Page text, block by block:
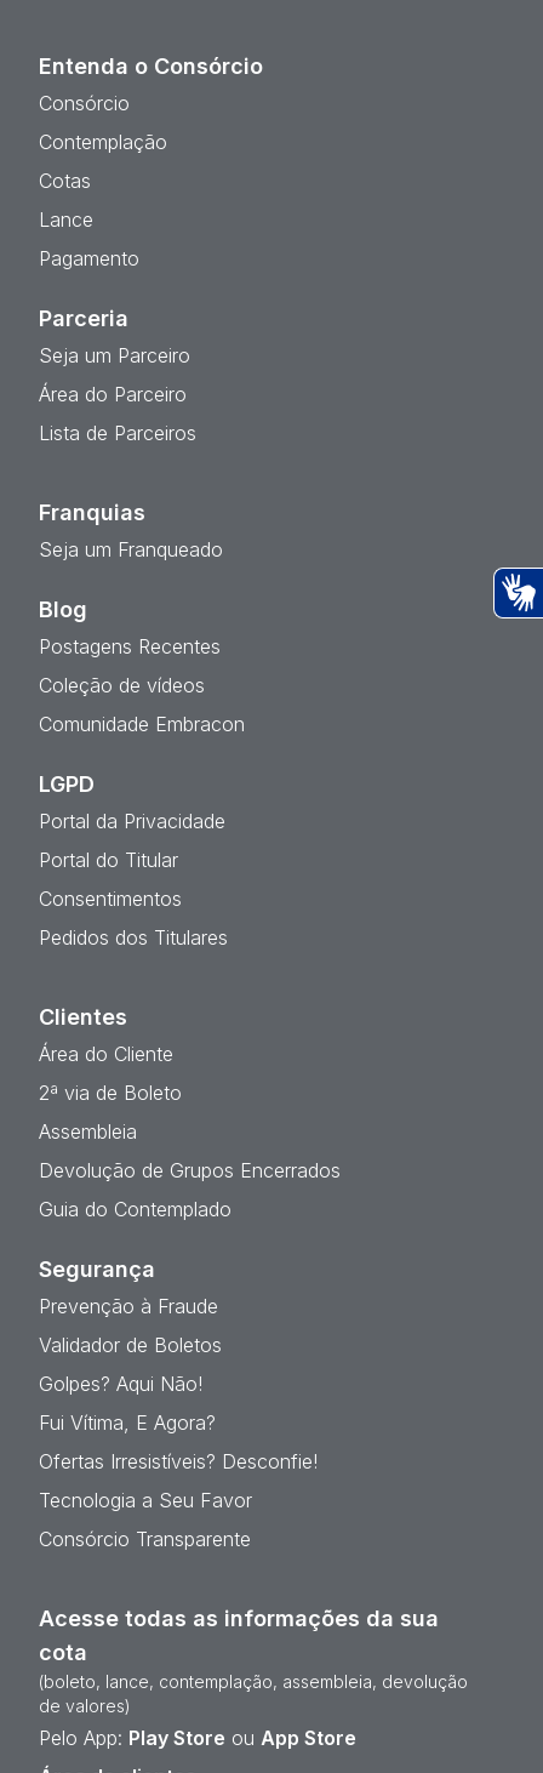
Entenda o Consórcio
Consórcio
Contemplação
Cotas
Lance
Pagamento
Parceria
Seja um Parceiro
Área do Parceiro
Lista de Parceiros
Franquias
Seja um Franqueado
Blog
Postagens Recentes
Coleção de vídeos
Comunidade Embracon
LGPD
Portal da Privacidade
Portal do Titular
Consentimentos
Pedidos dos Titulares
Clientes
Área do Cliente
2ª via de Boleto
Assembleia
Devolução de Grupos Encerrados
Guia do Contemplado
Segurança
Prevenção à Fraude
Validador de Boletos
Golpes? Aqui Não!
Fui Vítima, E Agora?
Ofertas Irresistíveis? Desconfie!
Tecnologia a Seu Favor
Consórcio Transparente
Acesse todas as informações da sua
cota
(boleto, lance, contemplação, assembleia, devolução
de valores)
Pelo App: Play Store ou App Store